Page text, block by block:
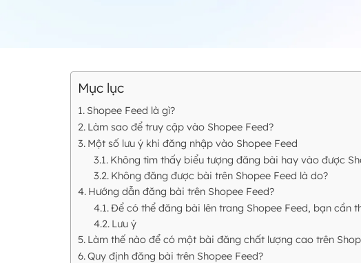
Mục lục
Shopee Feed là gì?
Làm sao để truy cập vào Shopee Feed?
Một số lưu ý khi đăng nhập vào Shopee Feed
Không tìm thấy biểu tượng đăng bài hay vào được
Không đăng được bài trên Shopee Feed là do?
Hướng dẫn đăng bài trên Shopee Feed?
Để có thể đăng bài lên trang Shopee Feed, bạn cần
Lưu ý
Làm thế nào để có một bài đăng chất lượng cao trên
Quy định đăng bài trên Shopee Feed?